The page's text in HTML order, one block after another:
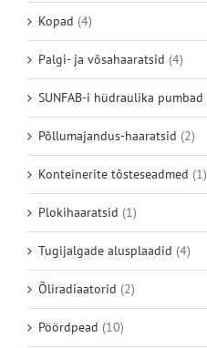
Kopad (4)
Palgi- ja võsahaaratsid (4)
SUNFAB-i hüdraulika pumbad
Põllumajandus-haaratsid (2)
Konteinerite tõsteseadmed (1)
Plokihaaratsid (1)
Tugijalgade alusplaadid (4)
Õliradiaatorid (2)
Pöördpead (10)